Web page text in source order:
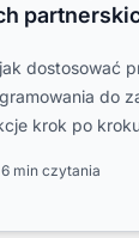
dostosować
do
krok po
6 min czytania